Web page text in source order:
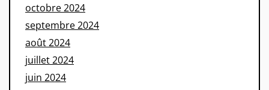
octobre 2024
septembre 2024
août 2024
juillet 2024
juin 2024